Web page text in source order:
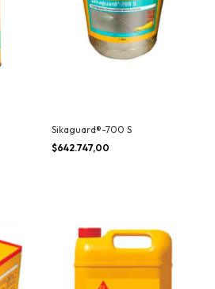
Sikaguard®-700 S
$642.747,00